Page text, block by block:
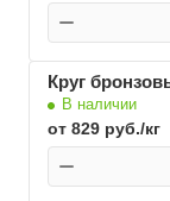
Круг
В наличии
от 829 руб./кг